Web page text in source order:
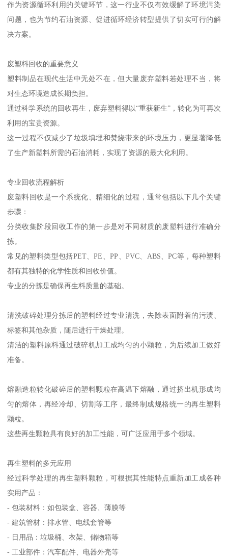
作为资源循环利用的关键环节，这一行业不仅有效缓解了环境污染
问题，也为节约石油资源、促进循环经济转型提供了切实可行的解
决方案。
废塑料回收的重要意义
塑料制品在现代生活中无处不在，但大量废弃塑料若处理不当，将
对生态环境造成长期负担。
通过科学系统的回收再生，废弃塑料得以“重获新生”，转化为可再次
利用的宝贵资源。
这一过程不仅减少了垃圾填埋和焚烧带来的环境压力，更显著降低
了生产新塑料所需的石油消耗，实现了资源的最大化利用。
专业回收流程解析
废塑料回收是一个系统化、精细化的过程，通常包括以下几个关键
步骤：
分类收集阶段回收工作的第一步是对不同材质的废塑料进行准确分
拣。
常见的塑料类型包括PET、PE、PP、PVC、ABS、PC等，每种塑料
都有其独特的化学性质和回收价值。
专业的分拣是确保再生料质量的基础。
清洗破碎处理分拣后的塑料经过专业清洗，去除表面附着的污渍、
标签和其他杂质，随后进行干燥处理。
清洁的塑料原料通过破碎机加工成均匀的小颗粒，为后续加工做好
准备。
熔融造粒转化破碎后的塑料颗粒在高温下熔融，通过挤出机形成均
匀的熔体，再经冷却、切割等工序，最终制成规格统一的再生塑料
颗粒。
这些再生颗粒具有良好的加工性能，可广泛应用于多个领域。
再生塑料的多元应用
经过科学处理的再生塑料颗粒，可根据其性能特点重新加工成各种
实用产品：
- 包装材料：如包装盒、容器、薄膜等
- 建筑管材：排水管、电线套管等
- 日用品：垃圾桶、衣架、储物箱等
- 工业部件：汽车配件、电器外壳等